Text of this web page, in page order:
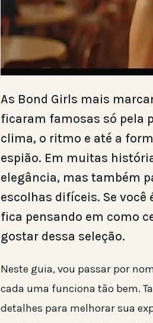
As Bond Girls mais
ficaram famosas só pela
clima, o ritmo e até a
espião. Em muitas
elegância, mas também
escolhas difíceis. Se
fica pensando em como
gostar dessa seleção.
Neste guia, vou passar por
cada uma funciona tão bem.
detalhes para melhorar sua